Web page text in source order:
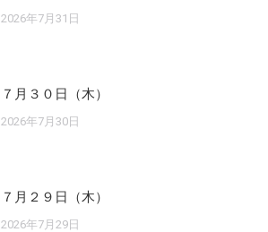
2026年7月31日
７月３０日（木）
2026年7月30日
７月２９日（木）
2026年7月29日